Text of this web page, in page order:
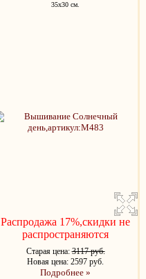
35x30 см.
Распродажа 17%,скидки не
распространяются
Старая цена:3117 руб.
Новая цена: 2597 руб.
Подробнее »